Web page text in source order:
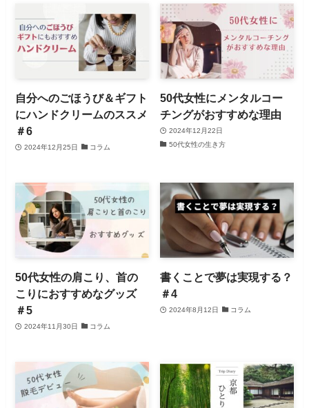
自分へのごほうび＆ギフト
にハンドクリームのススメ
＃6
2024年12月25日 コラム
50代女性にメンタルコー
チングがおすすめな理由
2024年12月22日
50代女性の生き方
50代女性の肩こり、首の
こりにおすすめなグッズ
＃5
2024年11月30日 コラム
書くことで夢は実現する？
＃4
2024年8月12日 コラム